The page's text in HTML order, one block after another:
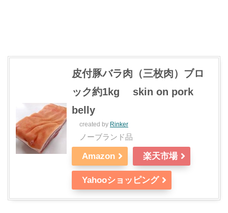
皮付豚バラ肉（三枚肉）ブロ
ック約1kg skin on pork
belly
created by Rinker
ノーブランド品
Amazon 楽天市場
Yahooショッピング